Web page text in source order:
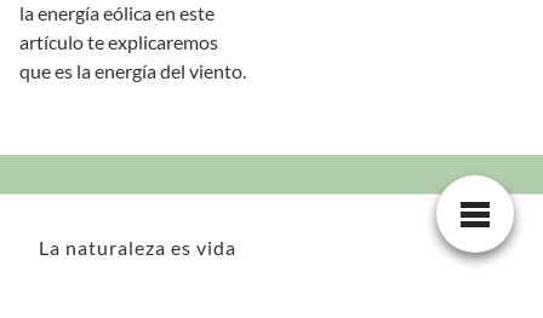
la energía eólica en este
artículo te explicaremos
que es la energía del viento.
La naturaleza es vida